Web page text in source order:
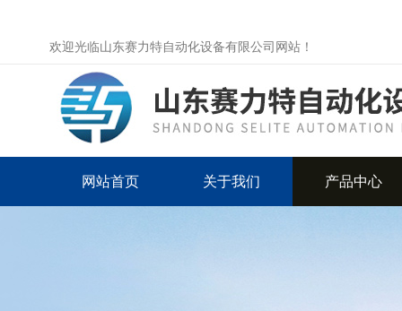
欢迎光临山东赛力特自动化设备有限公司网站！
网站首页 关于我们 产品中心